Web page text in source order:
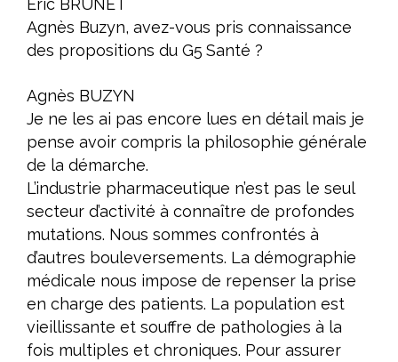
Eric BRUNET
Agnès Buzyn, avez-vous pris connaissance
des propositions du G5 Santé ?
Agnès BUZYN
Je ne les ai pas encore lues en détail mais je
pense avoir compris la philosophie générale
de la démarche.
L’industrie pharmaceutique n’est pas le seul
secteur d’activité à connaître de profondes
mutations. Nous sommes confrontés à
d’autres bouleversements. La démographie
médicale nous impose de repenser la prise
en charge des patients. La population est
vieillissante et souffre de pathologies à la
fois multiples et chroniques. Pour assurer